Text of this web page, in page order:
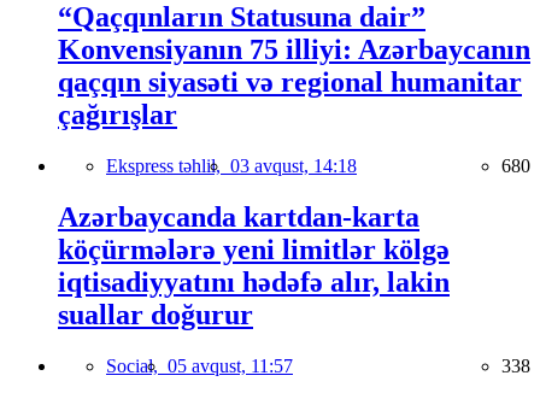
“Qaçqınların Statusuna dair”
Konvensiyanın 75 illiyi: Azərbaycanın
qaçqın siyasəti və regional humanitar
çağırışlar
Ekspress təhlil, 03 avqust, 14:18 680
Azərbaycanda kartdan-karta
köçürmələrə yeni limitlər kölgə
iqtisadiyyatını hədəfə alır, lakin
suallar doğurur
Social, 05 avqust, 11:57 338